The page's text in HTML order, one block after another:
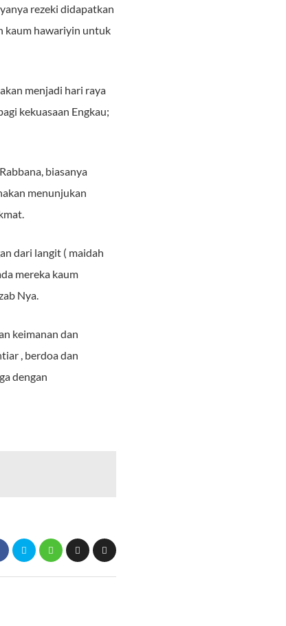
rezeki didapatkan
kaum hawariyin untuk
menjadi hari raya
kekuasaan Engkau;
biasanya
menunjukan
dari langit ( maidah
mereka kaum
Nya.
keimanan dan
, berdoa dan
dengan